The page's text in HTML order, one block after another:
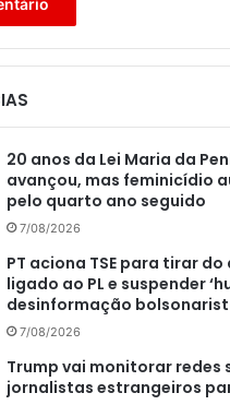
20 anos da Lei Maria da
avançou, mas feminicídio
pelo quarto ano seguido
7/08/2026
PT aciona TSE para tirar do
ligado ao PL e suspender
desinformação
7/08/2026
Trump vai monitorar redes
jornalistas estrangeiros